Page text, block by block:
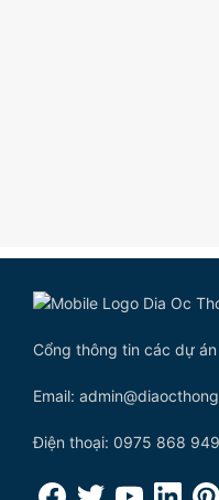
Cổng thông tin các dự
Email:
Điện thoại: 0975 868 949